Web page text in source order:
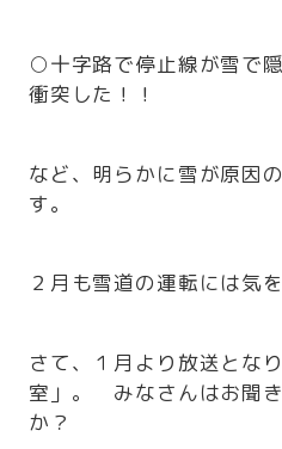
○十字路で停止線が雪で
衝突した！！
など、明らかに雪が原因
す。
２月も雪道の運転には気
さて、１月より放送とな
室」。 みなさんはお聞
か？